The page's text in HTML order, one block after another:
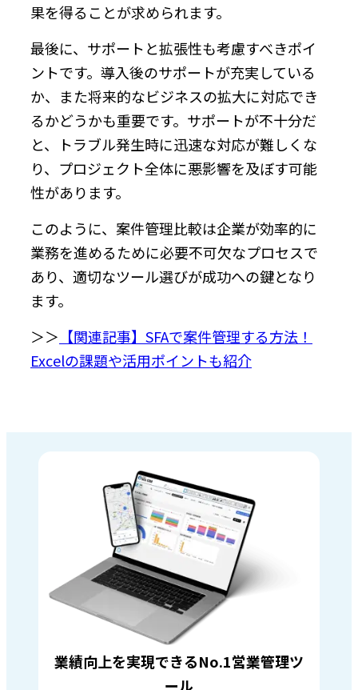
果を得ることが求められます。
最後に、サポートと拡張性も考慮すべきポイ
ントです。導入後のサポートが充実している
か、また将来的なビジネスの拡大に対応でき
るかどうかも重要です。サポートが不十分だ
と、トラブル発生時に迅速な対応が難しくな
り、プロジェクト全体に悪影響を及ぼす可能
性があります。
このように、案件管理比較は企業が効率的に
業務を進めるために必要不可欠なプロセスで
あり、適切なツール選びが成功への鍵となり
ます。
＞＞ 【関連記事】SFAで案件管理する方法！
Excelの課題や活用ポイントも紹介
業績向上を実現できるNo.1営業管理ツ
ール